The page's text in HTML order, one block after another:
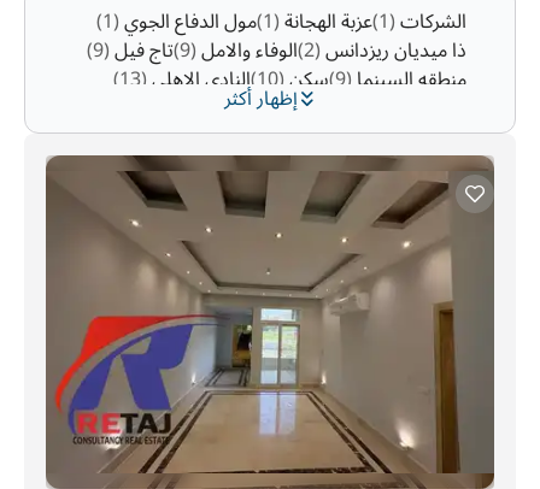
إظهار أكثر
الشركات(1) عزبة الهجانة(1) مول الدفاع الجوي(1)
ذا ميديان ريزدانس(2) الوفاء والامل(9) تاج فيل(9)
منطقه السينما(9) سكن(10) النادي الاهلي(13)
منطقة 10 (15)
رابعه العدويه(20) منطقة 7 (23) الحديقه الدوليه(26)
منطقة 9 (49) مساكن المهندسين(51)
منطقة 8 (124) المنطقة الاولى(156)
جاردينيا سيتي الجولف(179)
المنطقة السادسة
تاج سيتي(1355)